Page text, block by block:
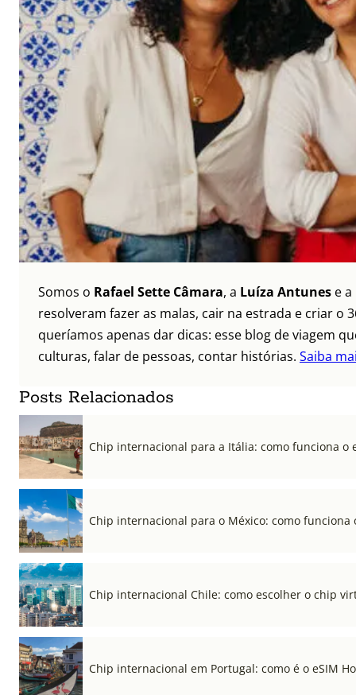
Somos o Rafael Sette Câmara, a Luíza Antunes e a
resolveram fazer as malas, cair na estrada e criar o
queríamos apenas dar dicas: esse blog de viagem
culturas, falar de pessoas, contar histórias. Saiba
Posts Relacionados
Chip internacional para a Itália: como funciona o
Chip internacional para o México: como funciona
Chip internacional Chile: como escolher o chip
Chip internacional em Portugal: como é o eSIM